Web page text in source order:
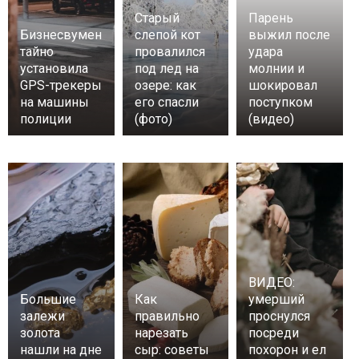
Бизнесвумен
тайно
установила
GPS-трекеры
на машины
полиции
Старый
слепой кот
провалился
под лед на
озере: как
его спасли
(фото)
Парень
выжил после
удара
молнии и
шокировал
поступком
(видео)
Большие
залежи
золота
нашли на дне
Как
правильно
нарезать
сыр: советы
ВИДЕО:
умерший
проснулся
посреди
похорон и ел